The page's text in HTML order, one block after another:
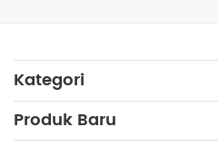
Kategori
Produk Baru